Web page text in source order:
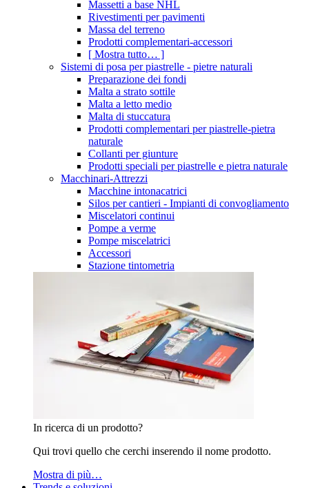
Massetti a base NHL
Rivestimenti per pavimenti
Massa del terreno
Prodotti complementari-accessori
[ Mostra tutto… ]
Sistemi di posa per piastrelle - pietre naturali
Preparazione dei fondi
Malta a strato sottile
Malta a letto medio
Malta di stuccatura
Prodotti complementari per piastrelle-pietra
naturale
Collanti per giunture
Prodotti speciali per piastrelle e pietra naturale
Macchinari-Attrezzi
Macchine intonacatrici
Silos per cantieri - Impianti di convogliamento
Miscelatori continui
Pompe a verme
Pompe miscelatrici
Accessori
Stazione tintometria
In ricerca di un prodotto?
Qui trovi quello che cerchi inserendo il nome prodotto.
Mostra di più…